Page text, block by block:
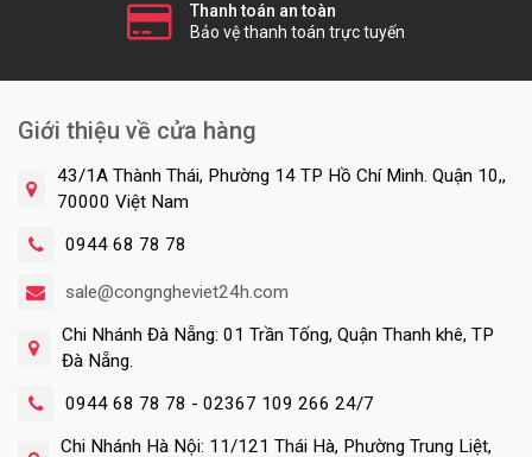
Thanh toán an toàn
Bảo vệ thanh toán trực tuyến
Giới thiệu về cửa hàng
43/1A Thành Thái, Phường 14 TP Hồ Chí Minh. Quận 10,,
70000 Việt Nam
0944 68 78 78
sale@congngheviet24h.com
Chi Nhánh Đà Nẵng: 01 Trần Tống, Quận Thanh khê, TP
Đà Nẵng.
0944 68 78 78 - 02367 109 266 24/7
Chi Nhánh Hà Nội: 11/121 Thái Hà, Phường Trung Liệt,